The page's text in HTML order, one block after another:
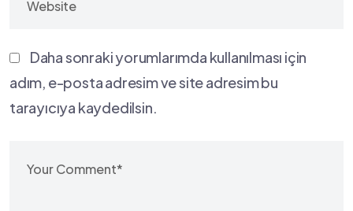
Daha sonraki yorumlarımda kullanılması için
adım, e-posta adresim ve site adresim bu
tarayıcıya kaydedilsin.